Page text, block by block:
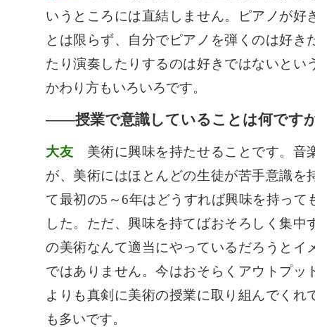
いうところには直結しません。ピアノが好
とは限らず、自分でピアノを弾くのは好き
たり演奏したりするのは好きではないとい
かわり方もいろいろです。
――授業で意識していることは何です
大友 美術に興味を持たせることです。音
が、美術にはほとんどの生徒が苦手意識を
て最初の5～6年はどうすれば興味を持って
した。ただ、興味を持てばおそろしく集中
の美術なんて適当にやっているだろうとイ
ではありません。今はおそらくアウトプッ
よりも真剣に美術の授業に取り組んでくれ
も多いです。